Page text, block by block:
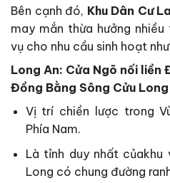
Bên cạnh đó, Khu Dân Cư
may mắn thừa hưởng
vụ cho nhu cầu sinh hoạt
Long An: Cửa Ngõ nối liền
Đồng Bằng Sông Cửu Long
Vị trí chiền lược trong
Phía Nam.
Là tỉnh duy nhất củakhu
Long có chung đường